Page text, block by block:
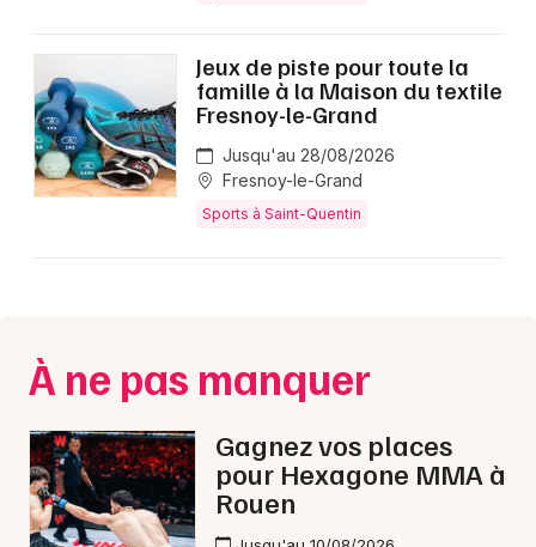
Jeux de piste pour toute la
famille à la Maison du textile
Fresnoy-le-Grand
Jusqu'au 28/08/2026
Fresnoy-le-Grand
Sports à Saint-Quentin
À ne pas manquer
Gagnez vos places
pour Hexagone MMA à
Rouen